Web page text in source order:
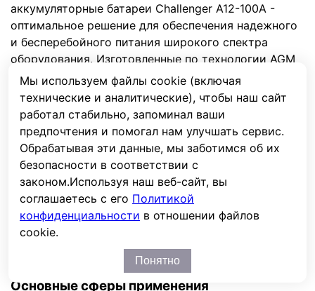
Мы используем файлы cookie (включая
технические и аналитические), чтобы наш сайт
работал стабильно, запоминал ваши
предпочтения и помогал нам улучшать сервис.
Обрабатывая эти данные, мы заботимся об их
безопасности в соответствии с
законом.Используя наш веб-сайт, вы
соглашаетесь с его Политикой
конфиденциальности в отношении файлов
cookie.
Понятно
аккумуляторные батареи Challenger A12-100A -
оптимальное решение для обеспечения надежного
и бесперебойного питания широкого спектра
оборудования. Изготовленные по технологии AGM
(Absorbent Glass Mat), эти аккумуляторы не
требуют обслуживания на протяжении всего срока
службы и полностью исключают утечку
электролита.
Аккумуляторы выполнены в прочном негорючем
корпусе из ABS пластика, что повышает
безопасность их эксплуатации. Благодаря
пониженному саморазряду, эти батареи
длительное время сохраняют заряд и готовы к
использованию даже после продолжительного
Основные сферы применения